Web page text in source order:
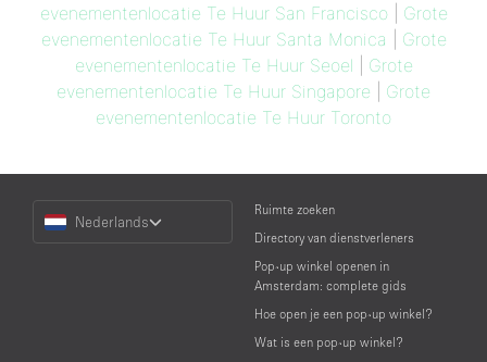
evenementenlocatie Te Huur San Francisco| Grote
evenementenlocatie Te Huur Santa Monica
Grote
evenementenlocatie Te Huur Seoel
Grote
evenementenlocatie Te Huur Singapore
Grote
evenementenlocatie Te Huur Toronto
Language
Nederlands
Ruimte zoeken
Directory van dienstverleners
Pop-up winkel openen in
Amsterdam: complete gids
Hoe open je een pop-up winkel?
Wat is een pop-up winkel?